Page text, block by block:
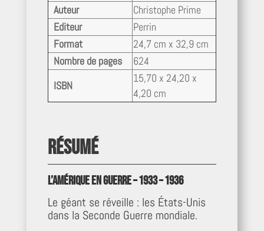
Auteur
Christophe Prime
Editeur
Perrin
Format
24,7 cm x 32,9 cm
Nombre de pages
624
ISBN
15,70 x 24,20 x
4,20 cm
Résumé
L’Amérique en guerre – 1933 – 1936
Le géant se réveille : les États-Unis
dans la Seconde Guerre mondiale.